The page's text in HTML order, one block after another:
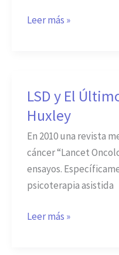
Muerte,
Leer más »
LSD y El
Huxley
En 2010 una revista
cáncer “Lancet
ensayos.
psicoterapia asistida
LSD
y
Último
Viaje
de
Aldous
Leer más »